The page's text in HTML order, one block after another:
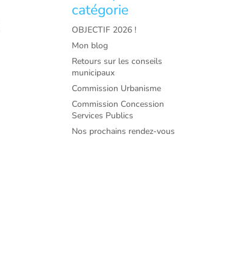
catégorie
OBJECTIF 2026 !
Mon blog
Retours sur les conseils
municipaux
Commission Urbanisme
Commission Concession
Services Publics
Nos prochains rendez-vous